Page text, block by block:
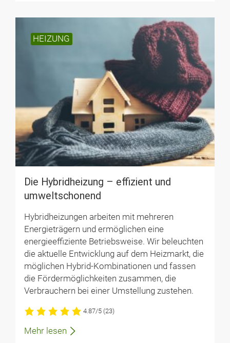
HEIZUNG
Die Hybridheizung – effizient und
umweltschonend
Hybridheizungen arbeiten mit mehreren
Energieträgern und ermöglichen eine
energieeffiziente Betriebsweise. Wir beleuchten
die aktuelle Entwicklung auf dem Heizmarkt, die
möglichen Hybrid-Kombinationen und fassen
die Fördermöglichkeiten zusammen, die
Verbrauchern bei einer Umstellung zustehen.
4.87/5 (23)
Mehr lesen